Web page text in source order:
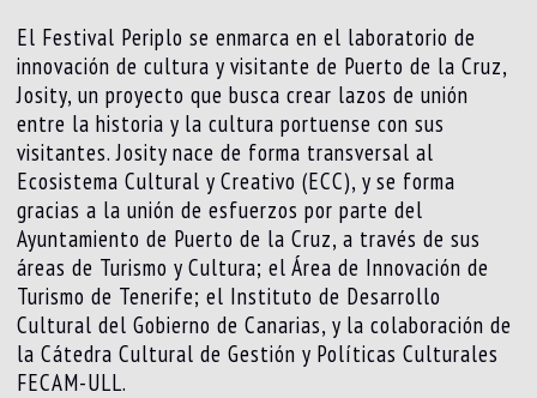
El Festival Periplo se enmarca en el laboratorio de
innovación de cultura y visitante de Puerto de la Cruz,
Josity, un proyecto que busca crear lazos de unión
entre la historia y la cultura portuense con sus
visitantes. Josity nace de forma transversal al
Ecosistema Cultural y Creativo (ECC), y se forma
gracias a la unión de esfuerzos por parte del
Ayuntamiento de Puerto de la Cruz, a través de sus
áreas de Turismo y Cultura; el Área de Innovación de
Turismo de Tenerife; el Instituto de Desarrollo
Cultural del Gobierno de Canarias, y la colaboración de
la Cátedra Cultural de Gestión y Políticas Culturales
FECAM-ULL.